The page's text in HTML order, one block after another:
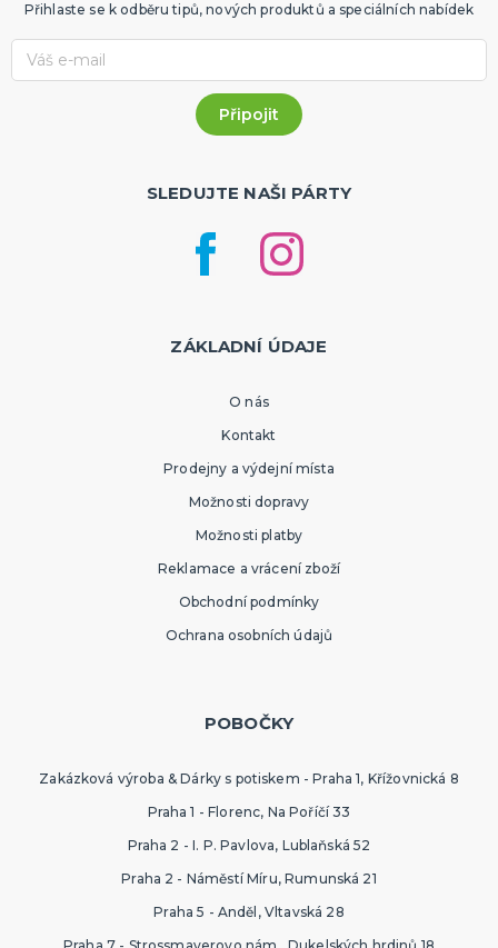
Přihlaste se k odběru tipů, nových produktů a speciálních nabídek
SLEDUJTE NAŠI PÁRTY
ZÁKLADNÍ ÚDAJE
O nás
Kontakt
Prodejny a výdejní místa
Možnosti dopravy
Možnosti platby
Reklamace a vrácení zboží
Obchodní podmínky
Ochrana osobních údajů
POBOČKY
Zakázková výroba & Dárky s potiskem - Praha 1, Křížovnická 8
Praha 1 - Florenc, Na Poříčí 33
Praha 2 - I. P. Pavlova, Lublaňská 52
Praha 2 - Náměstí Míru, Rumunská 21
Praha 5 - Anděl, Vltavská 28